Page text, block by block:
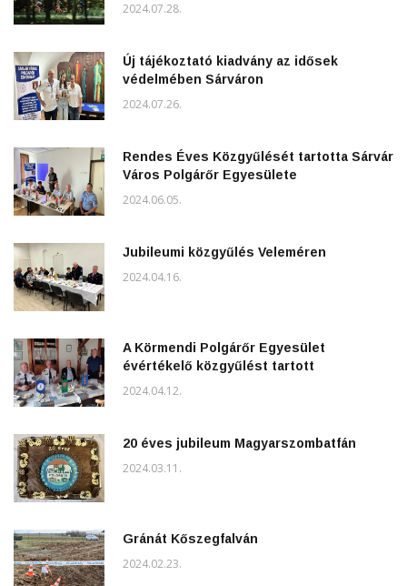
2024.07.28.
Új tájékoztató kiadvány az idősek
védelmében Sárváron
2024.07.26.
Rendes Éves Közgyűlését tartotta Sárvár
Város Polgárőr Egyesülete
2024.06.05.
Jubileumi közgyűlés Veleméren
2024.04.16.
A Körmendi Polgárőr Egyesület
évértékelő közgyűlést tartott
2024.04.12.
20 éves jubileum Magyarszombatfán
2024.03.11.
Gránát Kőszegfalván
2024.02.23.